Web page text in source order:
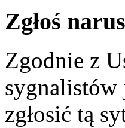
Zgłoś
Zgodnie z
sygnalistów
zgłosić tą